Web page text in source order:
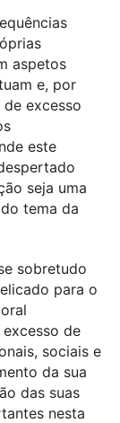
aspetos
e, por
excesso
este
seja uma
tema da
sobretudo
para o
de
sociais e
da sua
das suas
nesta